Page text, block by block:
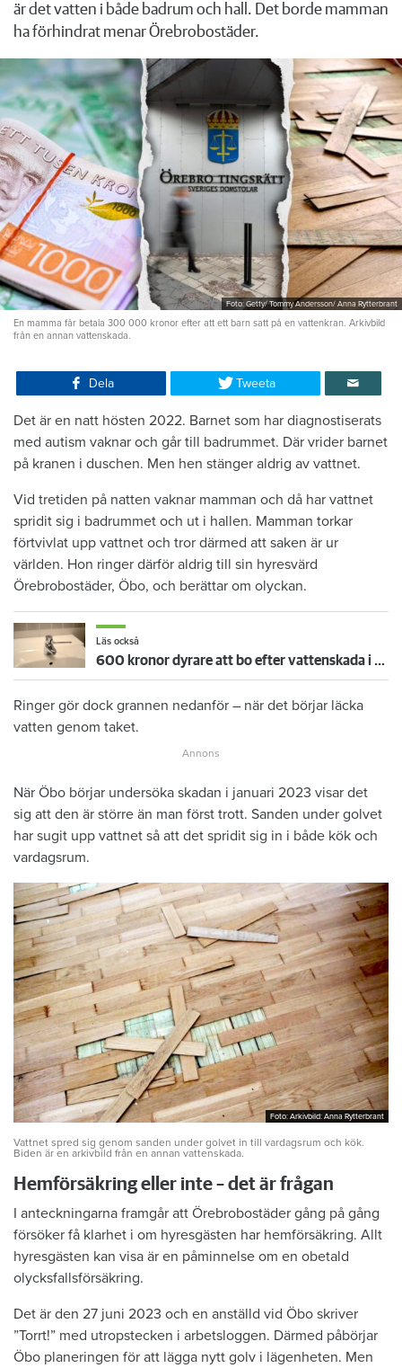
är det vatten i både badrum och hall. Det borde mamman
ha förhindrat menar Örebrobostäder.
Foto: Getty/ Tommy Andersson/ Anna Rytterbrant
En mamma får betala 300 000 kronor efter att ett barn satt på en vattenkran. Arkivbild
från en annan vattenskada.
Dela Tweeta
Det är en natt hösten 2022. Barnet som har diagnostiserats
med autism vaknar och går till badrummet. Där vrider barnet
på kranen i duschen. Men hen stänger aldrig av vattnet.
Vid tretiden på natten vaknar mamman och då har vattnet
spridit sig i badrummet och ut i hallen. Mamman torkar
förtvivlat upp vattnet och tror därmed att saken är ur
världen. Hon ringer därför aldrig till sin hyresvärd
Örebrobostäder, Öbo, och berättar om olyckan.
Läs också
600 kronor dyrare att bo efter vattenskada i Varberg
Ringer gör dock grannen nedanför – när det börjar läcka
vatten genom taket.
När Öbo börjar undersöka skadan i januari 2023 visar det
sig att den är större än man först trott. Sanden under golvet
har sugit upp vattnet så att det spridit sig in i både kök och
vardagsrum.
Foto: Arkivbild: Anna Rytterbrant
Foto: Arkivbild: Anna Rytterbrant
Vattnet spred sig genom sanden under golvet in till vardagsrum och kök.
Biden är en arkivbild från en annan vattenskada.
Hemförsäkring eller inte – det är frågan
I anteckningarna framgår att Örebrobostäder gång på gång
försöker få klarhet i om hyresgästen har hemförsäkring. Allt
hyresgästen kan visa är en påminnelse om en obetald
olycksfallsförsäkring.
Det är den 27 juni 2023 och en anställd vid Öbo skriver
”Torrt!” med utropstecken i arbetsloggen. Därmed påbörjar
Öbo planeringen för att lägga nytt golv i lägenheten. Men